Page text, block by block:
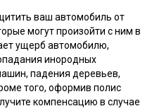
ваш автомобиль от
могут произойти с ним в
ущерб автомобилю,
инородных
падения деревьев,
того, оформив полис
компенсацию в случае